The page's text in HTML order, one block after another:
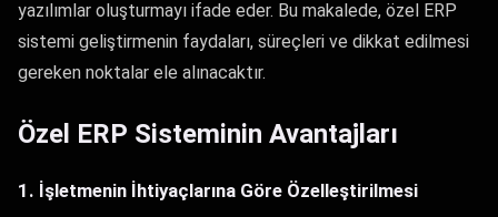
yazılımlar oluşturmayı ifade eder. Bu makalede, özel ERP
sistemi geliştirmenin faydaları, süreçleri ve dikkat edilmesi
gereken noktalar ele alınacaktır.
Özel ERP Sisteminin Avantajları
1. İşletmenin İhtiyaçlarına Göre Özelleştirilmesi